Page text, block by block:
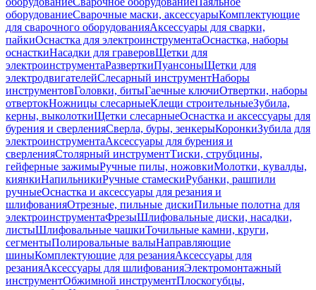
оборудованиеСварочные маски, аксессуарыКомплектующие
для сварочного оборудованияАксессуары для сварки,
пайкиОснастка для электроинструментаОснастка, наборы
оснасткиНасадки для граверовЩетки для
электроинструментаРазверткиПуансоныЩетки для
электродвигателейСлесарный инструментНаборы
инструментовГоловки, битыГаечные ключиОтвертки, наборы
отвертокНожницы слесарныеКлещи строительныеЗубила,
керны, выколоткиЩетки слесарныеОснастка и аксессуары для
бурения и сверленияСверла, буры, зенкерыКоронкиЗубила для
электроинструментаАксессуары для бурения и
сверленияСтолярный инструментТиски, струбцины,
гейферные зажимыРучные пилы, ножовкиМолотки, кувалды,
киянкиНапильникиРучные стамескиРубанки, рашпили
ручныеОснастка и аксессуары для резания и
шлифованияОтрезные, пильные дискиПильные полотна для
электроинструментаФрезыШлифовальные диски, насадки,
листыШлифовальные чашкиТочильные камни, круги,
сегментыПолировальные валыНаправляющие
шиныКомплектующие для резанияАксессуары для
резанияАксессуары для шлифованияЭлектромонтажный
инструментОбжимной инструментПлоскогубцы,